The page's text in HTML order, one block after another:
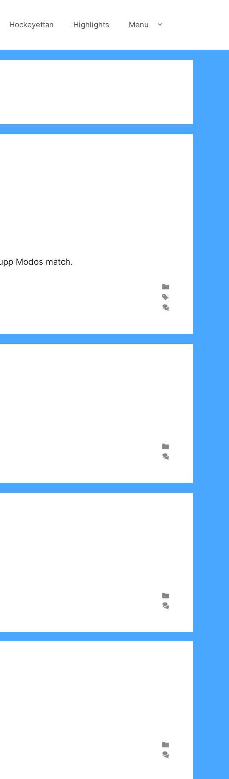
Hockeyettan Highlights Menu
Modos match.